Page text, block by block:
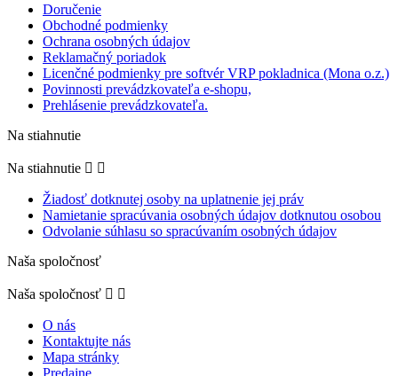
Doručenie
Obchodné podmienky
Ochrana osobných údajov
Reklamačný poriadok
Licenčné podmienky pre softvér VRP pokladnica (Mona o.z.)
Povinnosti prevádzkovateľa e-shopu,
Prehlásenie prevádzkovateľa.
Na stiahnutie
Na stiahnutie  
Žiadosť dotknutej osoby na uplatnenie jej práv
Namietanie spracúvania osobných údajov dotknutou osobou
Odvolanie súhlasu so spracúvaním osobných údajov
Naša spoločnosť
Naša spoločnosť  
O nás
Kontaktujte nás
Mapa stránky
Predajne